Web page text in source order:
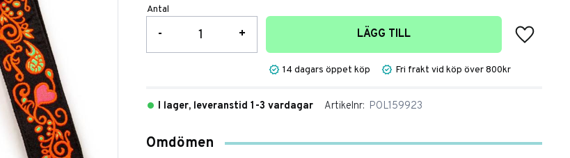
Antal
+
- LÄGG TILL
Lägg till
14 dagars öppet köp Fri frakt vid köp över 800kr
I lager, leveranstid 1-3 vardagar Artikelnr POL159923
Omdömen